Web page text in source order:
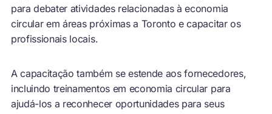
para debater atividades relacionadas à economia
circular em áreas próximas a Toronto e capacitar os
profissionais locais.
A capacitação também se estende aos fornecedores,
incluindo treinamentos em economia circular para
ajudá-los a reconhecer oportunidades para seus